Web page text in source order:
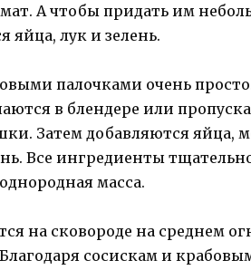
А чтобы придать им
яйца, лук и зелень.
палочками очень
в блендере или
Затем добавляются яйца,
Все ингредиенты
масса.
на сковороде на среднем
сосискам и